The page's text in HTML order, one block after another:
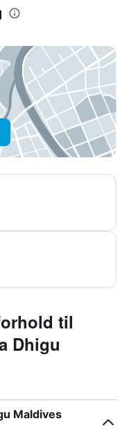
til
Dhigu
Maldives